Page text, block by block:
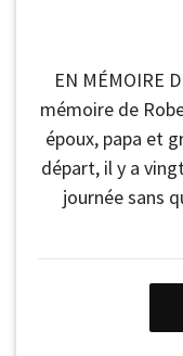
EN MÉMOIRE
mémoire de
époux, papa et
départ, il y a
journée sans